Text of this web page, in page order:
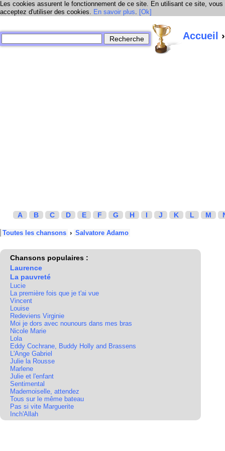
Les cookies assurent le fonctionnement de ce site. En utilisant ce site, vous
acceptez d'utiliser des cookies. En savoir plus. [Ok]
Accueil
A B C D E F G H I J K L M
Toutes les chansons › Salvatore Adamo
Chansons populaires :
Laurence
La pauvreté
Lucie
La première fois que je t'ai vue
Vincent
Louise
Redeviens Virginie
Moi je dors avec nounours dans mes bras
Nicole Marie
Lola
Eddy Cochrane, Buddy Holly and Brassens
L'Ange Gabriel
Julie la Rousse
Marlene
Julie et l'enfant
Sentimental
Mademoiselle, attendez
Tous sur le même bateau
Pas si vite Marguerite
Inch'Allah